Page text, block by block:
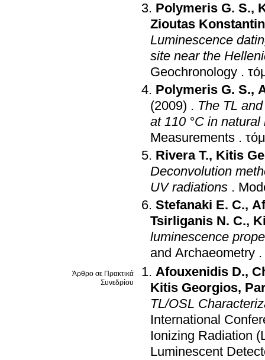
Polymeris G. S.,
Zioutas
Luminescence
site near the
Geochronology .
Polymeris G. S.,
(2009) . The TL
at 110 °C in
Measurements .
Rivera T., Kitis
Deconvolution
UV radiations .
Stefanaki E. C.,
Tsirliganis N. C.,
luminescence
and Archaeometry .
Άρθρο σε Πρακτικά
Συνεδρίου
Afouxenidis D.,
Kitis Georgios,
TL/OSL
International
Ionizing Radiation
Luminescent